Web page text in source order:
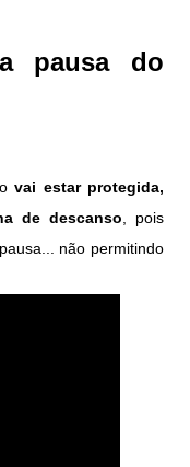
pausa do
vai estar protegida,
de descanso , pois
não permitindo